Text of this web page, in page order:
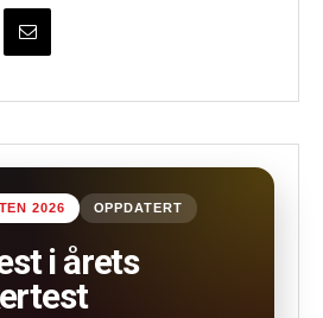
2026 OPPDATERT
i årets